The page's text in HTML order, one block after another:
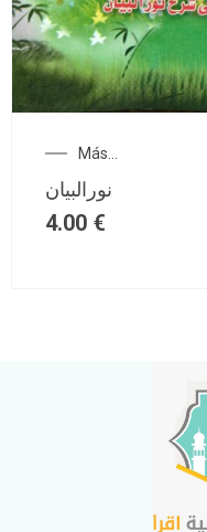
Más...
نورالبيان
4.00 €